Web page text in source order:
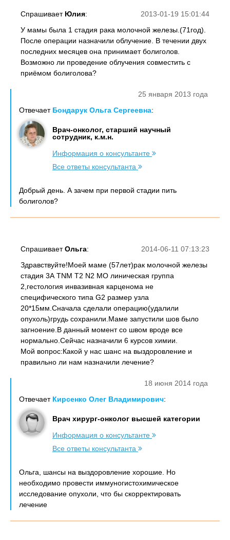
2013-01-19 15:01:44
Спрашивает Юлия:
У мамы была 1 стадия рака молочной железы.(71год).
После операции назначили облучение. В течении двух
последних месяцев она принимает болиголов.
Возможно ли проведение облучения совместить с
приёмом болиголова?
25 января 2013 года
Отвечает Бондарук Ольга Сергеевна:
Врач-онколог, старший научный
сотрудник, к.м.н.
Информация о консультанте
Все ответы консультанта
Добрый день. А зачем при первой стадии пить
болиголов?
2014-06-11 07:13:23
СпрашиваетОльга:
Здравствуйте!Моей маме (57лет)рак молочной железы
стадия 3А TNM T2 N2 MO линическая группа
2,гестология инвазивная карценома не
специфического типа G2 размер узла
20*15мм.Сначала сделали операцию(удалили
опухоль)грудь сохранили.Маме запустили шов было
загноение.В данный момент со швом вроде все
нормально.Сейчас назначили 6 курсов химии.
Мой вопрос:Какой у нас шанс на выздоровление и
правильно ли нам назначили лечение?
18 июня 2014 года
Отвечает Кирсенко Олег Владимирович:
Врач хирург-онколог высшей категории
Информация о консультанте
Все ответы консультанта
Ольга, шансы на выздоровление хорошие. Но
необходимо провести иммуногистохимическое
исследование опухоли, что бы скорректировать
лечение